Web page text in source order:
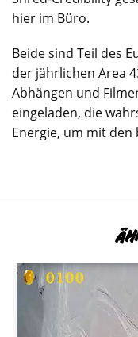
hier im Büro.
Beide sind Teil des
der jährlichen Area
Abhängen und
eingeladen, die
Energie, um mit